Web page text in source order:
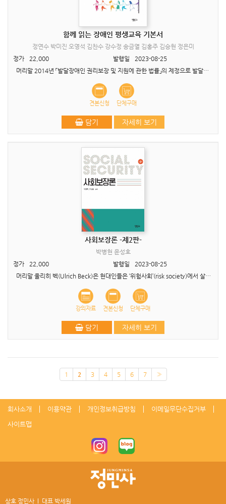
함께 읽는 장애인 평생교육 기본서
정연수 박미진 오영석 김찬수 강수정 송금열 김홍주 김승현 정은미
정가
22,000 발행일
2023-08-25
머리말 2014년 「발달장애인 권리보장 및 지원에 관한 법률」의 제정으로 발달장애인의 평생교육에 대한 논의가 시작되고, 2016년 「평생교육법」이 개정된 이후 장애인 평생교육은 성인장애인의..
견본신청 단체구매
담기 자세히 보기
사회보장론 -제2판-
박병현 윤성호
정가
22,000 발행일
2023-08-25
머리말 울리히 벡(Ulrich Beck)은 현대인들은 ‘위험사회’(risk society)에서 살고 있다고 했습니다. 산업사회에서 진행된 산업화와 근대화를 통한 과학기술의 발전이 현대인들에게 ..
강의자료 견본신청 단체구매
담기 자세히 보기
1 2 3 4 5 6 7 »
회사소개 이용약관 개인정보취급방침
이메일무단수집거부
사이트맵
상호 정민사 대표 박세원